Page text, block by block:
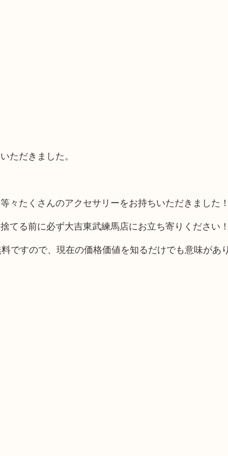
ただきました。
々たくさんのアクセサリーをお持ちいただきました
てる前に必ず大吉東武練馬店にお立ち寄りください
すので、現在の価格価値を知るだけでも意味があ